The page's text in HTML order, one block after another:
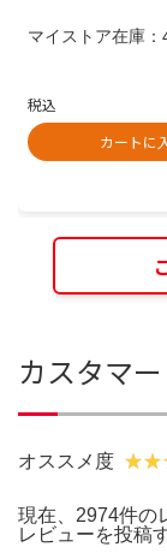
マイストア在庫：
税込
カートに
カスタマ
オススメ度
現在、2974件の
レビューを投稿